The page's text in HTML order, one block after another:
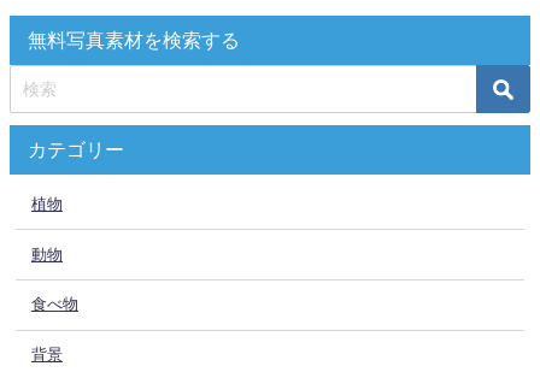
無料写真素材を検索する
カテゴリー
植物
動物
食べ物
背景